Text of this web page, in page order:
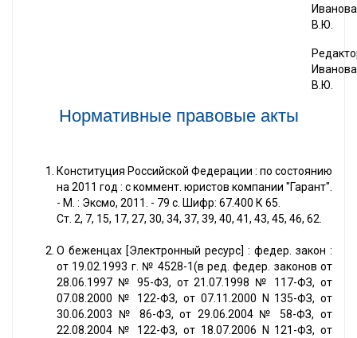
Иванова
В.Ю.
Иванова
В.Ю.
Нормативные правовые акты
Конституция Российской Федерации : по состоянию
на 2011 год : с коммент. юристов компании "Гарант".
- М. : Эксмо, 2011. - 79 с. Шифр: 67.400 К 65.
Ст. 2, 7, 15, 17, 27, 30, 34, 37, 39, 40, 41, 43, 45, 46, 62.
О беженцах [Электронный ресурс] : федер. закон :
от 19.02.1993 г. № 4528-1(в ред. федер. законов от
28.06.1997 № 95-ФЗ, от 21.07.1998 № 117-ФЗ, от
07.08.2000 № 122-ФЗ, от 07.11.2000 N 135-ФЗ, от
30.06.2003 № 86-ФЗ, от 29.06.2004 № 58-ФЗ, от
22.08.2004 № 122-ФЗ, от 18.07.2006 N 121-ФЗ, от